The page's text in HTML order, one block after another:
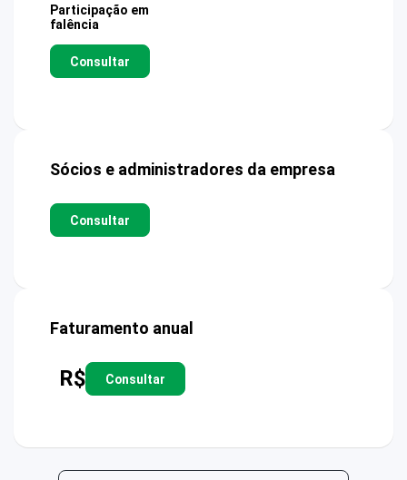
Participação em
falência
Consultar
Sócios e administradores da empresa
Consultar
Faturamento anual
R$ Consultar